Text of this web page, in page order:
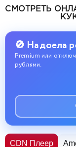
СМОТРЕТЬ
🚫 Надоела
Premium или
рублями.
CDN Плеер